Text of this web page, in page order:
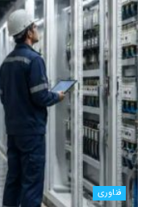
فناوری